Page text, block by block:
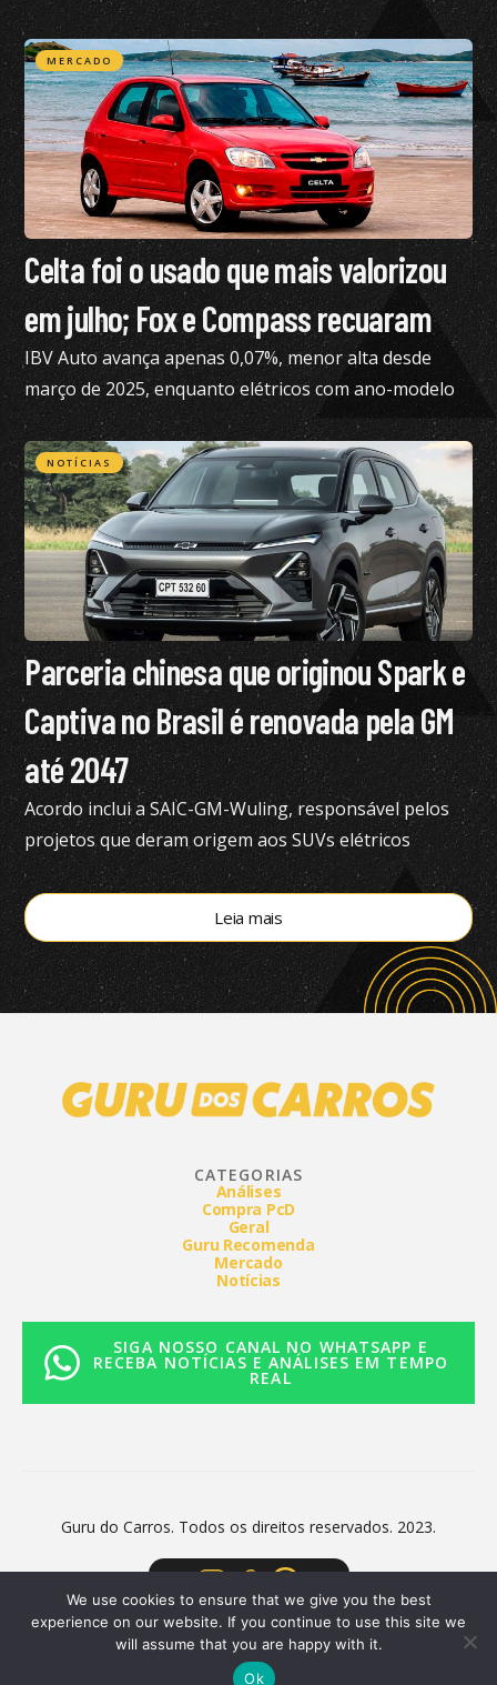
mercado brasileiro
MERCADO
Celta foi o usado que mais valorizou
em julho; Fox e Compass recuaram
IBV Auto avança apenas 0,07%, menor alta desde
março de 2025, enquanto elétricos com ano-modelo
2023 desvalorizam 46,15%
NOTÍCIAS
Parceria chinesa que originou Spark e
Captiva no Brasil é renovada pela GM
até 2047
Acordo inclui a SAIC-GM-Wuling, responsável pelos
projetos que deram origem aos SUVs elétricos
vendidos atualmente no Brasil
Leia mais
CATEGORIAS
Análises
Compra PcD
Geral
Guru Recomenda
Mercado
Notícias
SIGA NOSSO CANAL NO WHATSAPP E
RECEBA NOTÍCIAS E ANÁLISES EM TEMPO
REAL
Guru do Carros. Todos os direitos reservados. 2023.
We use cookies to ensure that we give you the best
experience on our website. If you continue to use this site we
will assume that you are happy with it.
Ok